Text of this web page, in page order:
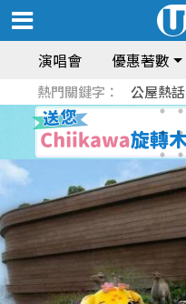
演唱會 優惠著數
熱門關鍵字： 公屋熱話